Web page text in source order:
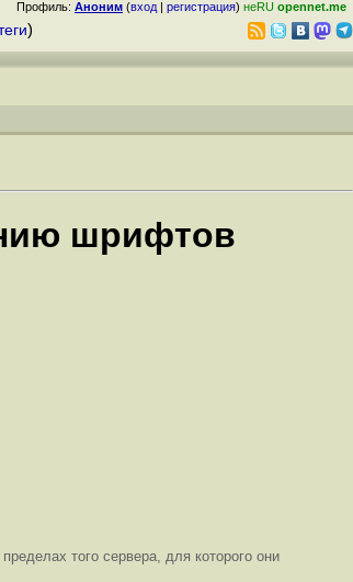
Профиль: Аноним (вход | регистрация) неRU opennet.me
)
шрифтов
того сервера, для которого они